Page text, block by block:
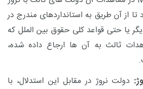
تا از آن طریق به استانداردهای مندرج در
یا حتی قواعد کلی حقوق بین الملل که
ثالث به آن ها ارجاع داده شده،
دولت نروژ در مقابل این استدلال، با